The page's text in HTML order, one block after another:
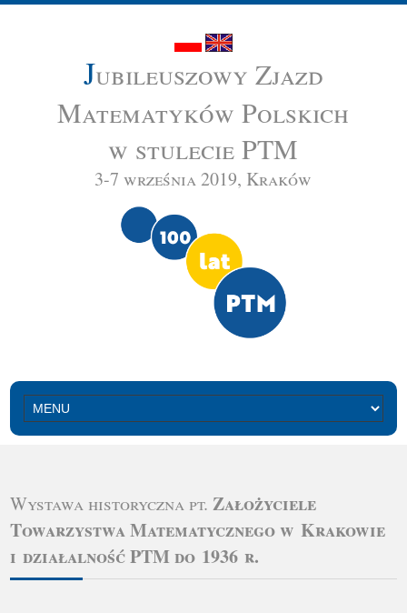
Jubileuszowy Zjazd
Matematyków Polskich
w stulecie PTM
3-7 września 2019, Kraków
Wystawa historyczna pt.Założyciele
Towarzystwa Matematycznego w Krakowie
i działalność PTM do 1936 r.